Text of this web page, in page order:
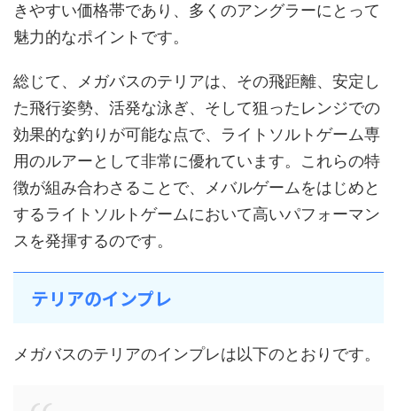
きやすい価格帯であり、多くのアングラーにとって
魅力的なポイントです。
総じて、メガバスのテリアは、その飛距離、安定し
た飛行姿勢、活発な泳ぎ、そして狙ったレンジでの
効果的な釣りが可能な点で、ライトソルトゲーム専
用のルアーとして非常に優れています。これらの特
徴が組み合わさることで、メバルゲームをはじめと
するライトソルトゲームにおいて高いパフォーマン
スを発揮するのです。
テリアのインプレ
メガバスのテリアのインプレは以下のとおりです。